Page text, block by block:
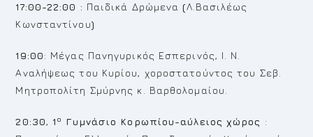
17:00-22:00 : Παιδικά Δρώμενα (Λ.Βασιλέως
Κωνσταντίνου)
19:00: Μέγας Πανηγυρικός Εσπερινός, Ι. Ν.
Αναλήψεως του Κυρίου, χοροστατούντος του Σεβ.
Μητροπολίτη Σμύρνης κ. Βαρθολομαίου.
20:30, 1 ο Γυμνάσιο Κορωπίου-αύλειος χώρος :